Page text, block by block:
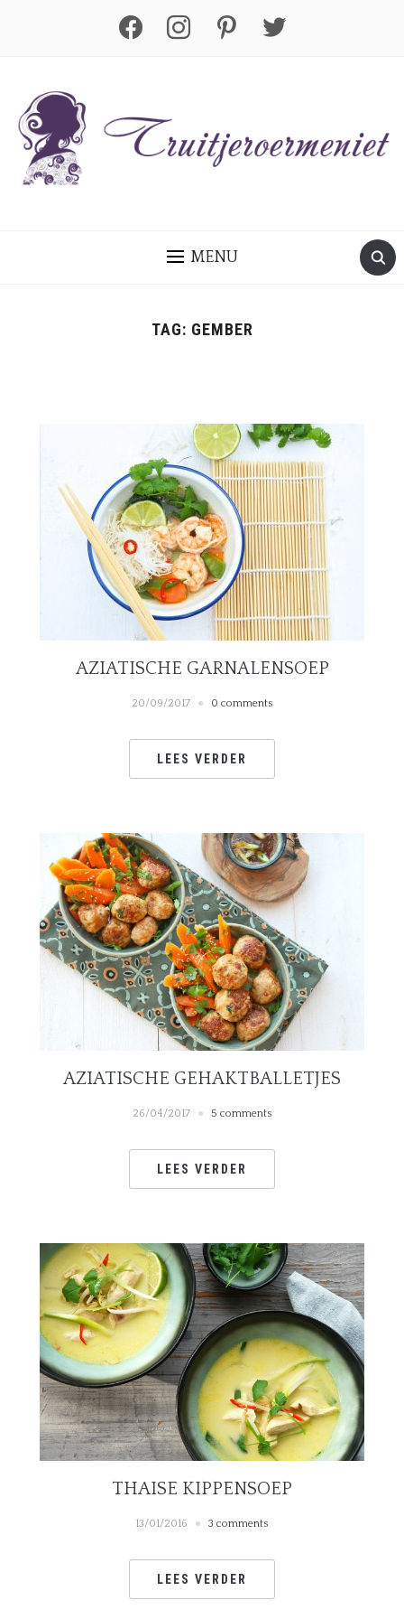
facebook instagram pinterest twitter
MENU
TAG: GEMBER
AZIATISCHE GARNALENSOEP
20/09/2017 0 comments
LEES VERDER
AZIATISCHE GEHAKTBALLETJES
26/04/2017 5 comments
LEES VERDER
THAISE KIPPENSOEP
13/01/2016 3 comments
LEES VERDER